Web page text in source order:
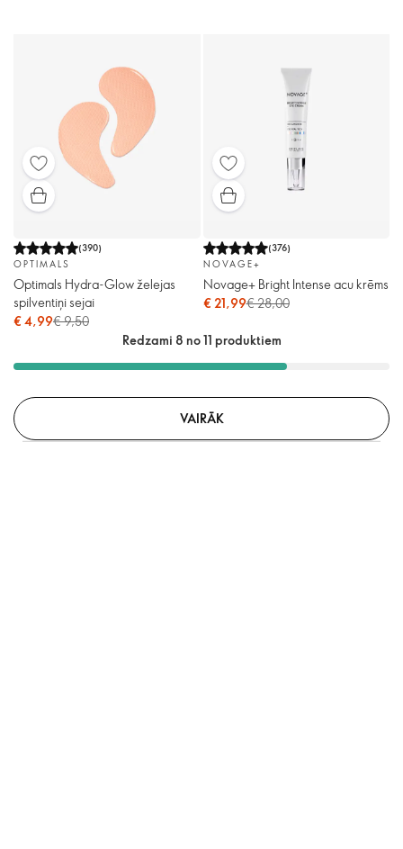
(390)
OPTIMALS
Optimals Hydra-Glow želejas
spilventiņi sejai
€ 4,99€ 9,50
(376)
NOVAGE+
Novage+ Bright Intense acu krēms
€ 21,99€ 28,00
Redzami 8 no 11 produktiem
VAIRĀK